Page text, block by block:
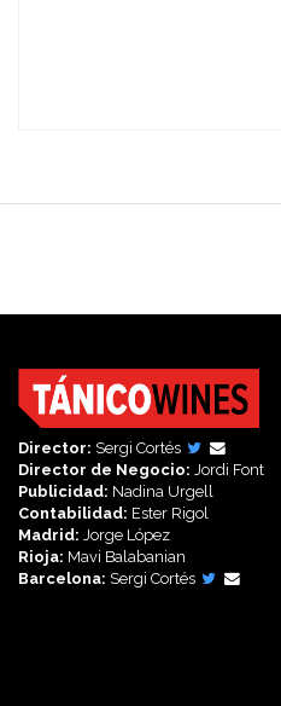
Director: Sergi Cortés
Director de Negocio: Jordi Font
Publicidad: Nadina Urgell
Contabilidad: Ester Rigol
Madrid: Jorge López
Rioja: Mavi Balabanian
Barcelona: Sergi Cortés